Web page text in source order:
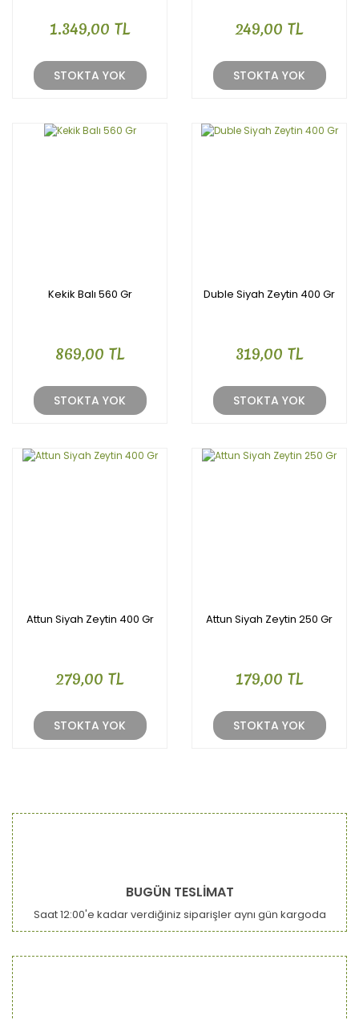
1.349,00 TL
STOKTA YOK
249,00 TL
STOKTA YOK
Kekik Balı 560 Gr
869,00 TL
STOKTA YOK
Duble Siyah Zeytin 400 Gr
319,00 TL
STOKTA YOK
Attun Siyah Zeytin 400 Gr
279,00 TL
STOKTA YOK
Attun Siyah Zeytin 250 Gr
179,00 TL
STOKTA YOK
BUGÜN TESLİMAT
Saat 12:00'e kadar verdiğiniz siparişler aynı gün kargoda